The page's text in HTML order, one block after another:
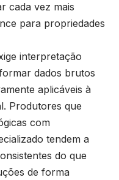
cada vez mais
para propriedades
interpretação
dados brutos
aplicáveis à
Produtores que
com
tendem a
do que
de forma